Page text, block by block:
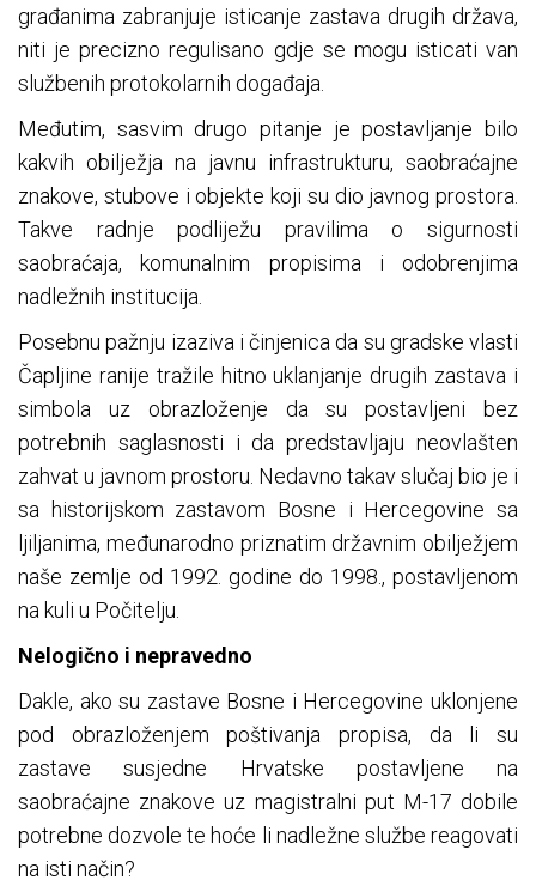
građanima zabranjuje isticanje zastava drugih država,
niti je precizno regulisano gdje se mogu isticati van
službenih protokolarnih događaja.
Međutim, sasvim drugo pitanje je postavljanje bilo
kakvih obilježja na javnu infrastrukturu, saobraćajne
znakove, stubove i objekte koji su dio javnog prostora.
Takve radnje podliježu pravilima o sigurnosti
saobraćaja, komunalnim propisima i odobrenjima
nadležnih institucija.
Posebnu pažnju izaziva i činjenica da su gradske vlasti
Čapljine ranije tražile hitno uklanjanje drugih zastava i
simbola uz obrazloženje da su postavljeni bez
potrebnih saglasnosti i da predstavljaju neovlašten
zahvat u javnom prostoru. Nedavno takav slučaj bio je i
sa historijskom zastavom Bosne i Hercegovine sa
ljiljanima, međunarodno priznatim državnim obilježjem
naše zemlje od 1992. godine do 1998., postavljenom
na kuli u Počitelju.
Nelogično i nepravedno
Dakle, ako su zastave Bosne i Hercegovine uklonjene
pod obrazloženjem poštivanja propisa, da li su
zastave susjedne Hrvatske postavljene na
saobraćajne znakove uz magistralni put M-17 dobile
potrebne dozvole te hoće li nadležne službe reagovati
na isti način?